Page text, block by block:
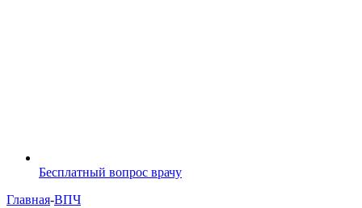
Бесплатный вопрос врачу
Главная-ВПЧ